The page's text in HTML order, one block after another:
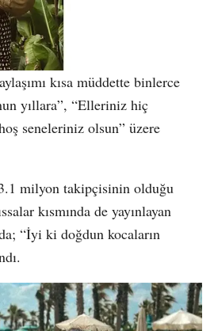
kısa müddette binlerce
yıllara”, “Elleriniz hiç
seneleriniz olsun” üzere
milyon takipçisinin olduğu
kısmında de yayınlayan
“İyi ki doğdun kocaların